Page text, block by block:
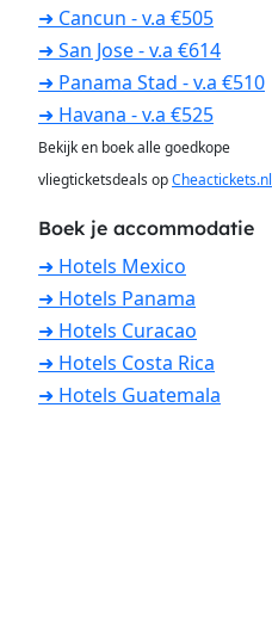
➜ Cancun - v.a €505
➜ San Jose - v.a €614
➜ Panama Stad - v.a €510
➜ Havana - v.a €525
Bekijk en boek alle goedkope
vliegticketsdeals opCheactickets.nl
Boek je accommodatie
➜ Hotels Mexico
➜ Hotels Panama
➜ Hotels Curacao
➜ Hotels Costa Rica
➜ Hotels Guatemala